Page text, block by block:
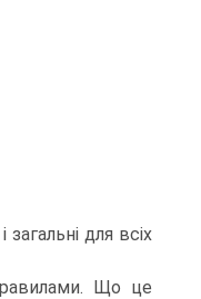
загальні для всіх
Що це